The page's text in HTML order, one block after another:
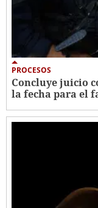
PROCESOS
Concluye juicio
la fecha para el